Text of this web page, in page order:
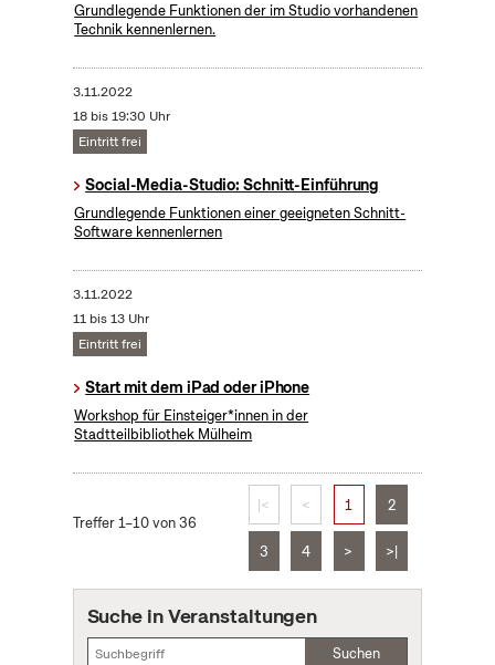
Grundlegende Funktionen der im Studio vorhandenen
Technik kennenlernen.
3.11.2022
18 bis 19:30 Uhr
Eintritt frei
Social-Media-Studio: Schnitt-Einführung
Grundlegende Funktionen einer geeigneten Schnitt-
Software kennenlernen
3.11.2022
11 bis 13 Uhr
Eintritt frei
Start mit dem iPad oder iPhone
Workshop für Einsteiger*innen in der
Stadtteilbibliothek Mülheim
Treffer 1–10 von 36
|< < 1 2
3 4 > >|
Suche in Veranstaltungen
Suchen